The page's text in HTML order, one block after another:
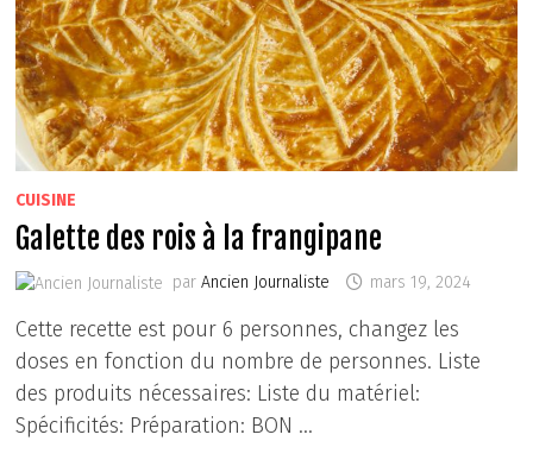
CUISINE
Galette des rois à la frangipane
parAncien Journaliste mars 19, 2024
Cette recette est pour 6 personnes, changez les
doses en fonction du nombre de personnes. Liste
des produits nécessaires: Liste du matériel:
Spécificités: Préparation: BON …